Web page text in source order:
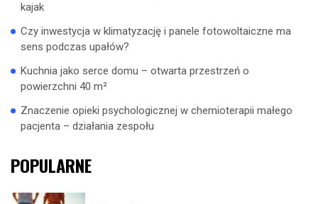
kajak
Czy inwestycja w klimatyzację i panele fotowoltaiczne ma
sens podczas upałów?
Kuchnia jako serce domu – otwarta przestrzeń o
powierzchni 40 m²
Znaczenie opieki psychologicznej w chemioterapii małego
pacjenta – działania zespołu
POPULARNE